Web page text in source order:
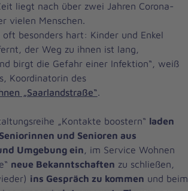
liegt nach über zwei Jahren Corona-
vielen Menschen.
oft besonders hart: Kinder und Enkel
der Weg zu ihnen ist lang,
birgt die Gefahr einer Infektion“, weiß
Koordinatorin des
„Saarlandstraße“.
„Kontakte boostern“ laden
und Senioren aus
Umgebung ein , im Service Wohnen
neue Bekanntschaften zu schließen,
ins Gespräch zu kommen und beim